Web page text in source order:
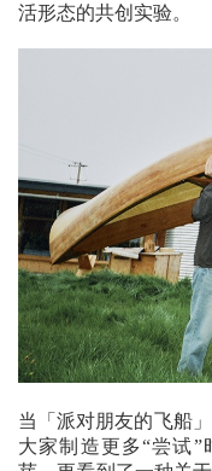
活形态的共创实验。
当「派对朋友的飞船
大家制造更多“尝试